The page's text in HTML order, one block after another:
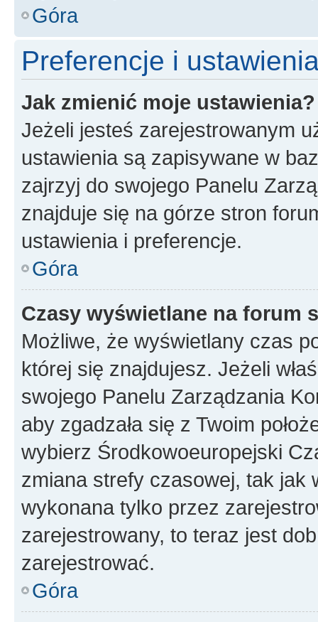
Góra
Preferencje i
Jak zmienić moje ustawienia?
Jeżeli jesteś zarejestrowanym
ustawienia są zapisywane w
zajrzyj do swojego Panelu
znajduje się na górze stron
ustawienia i preferencje.
Góra
Czasy wyświetlane na forum
Możliwe, że wyświetlany czas
której się znajdujesz. Jeżeli
swojego Panelu Zarządzania
aby zgadzała się z Twoim
wybierz Środkowoeuropejski
zmiana strefy czasowej, tak jak
wykonana tylko przez
zarejestrowany, to teraz jest
zarejestrować.
Góra